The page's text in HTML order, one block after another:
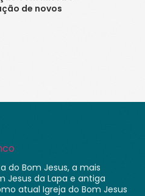
de novos
do Bom Jesus, a mais
Jesus da Lapa e antiga
atual Igreja do Bom Jesus